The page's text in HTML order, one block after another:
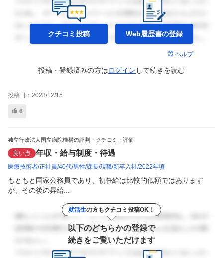
クチコミ投稿 Web履歴書の登録
ヘルプ
投稿・登録済みの方はログイン して続きを読む
投稿日： 2023/12/15
6
独立行政法人国立病院機構の評判・クチコミ・評価
良い点 年収・給与制度・待遇
医療技術者 正社員 40代 男性 課長 現職 新卒入社 2022年頃
もともと国家公務員であり、初任給は比較的低額ではあります
が、その後の昇給...
就活生の方もクチコミ投稿OK！
以下のどちらかの登録で
続きをご覧いただけます